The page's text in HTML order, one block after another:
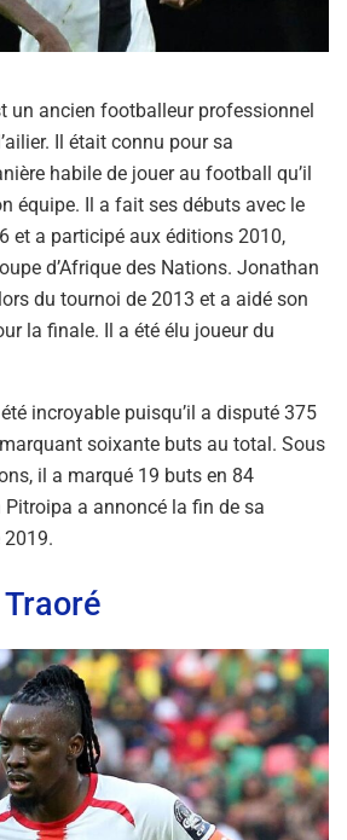
un ancien footballeur professionnel
Il était connu pour sa
habile de jouer au football qu’il
équipe. Il a fait ses débuts avec le
et a participé aux éditions 2010,
d’Afrique des Nations. Jonathan
du tournoi de 2013 et a aidé son
la finale. Il a été élu joueur du
incroyable puisqu’il a disputé 375
soixante buts au total. Sous
il a marqué 19 buts en 84
a annoncé la fin de sa
2019.